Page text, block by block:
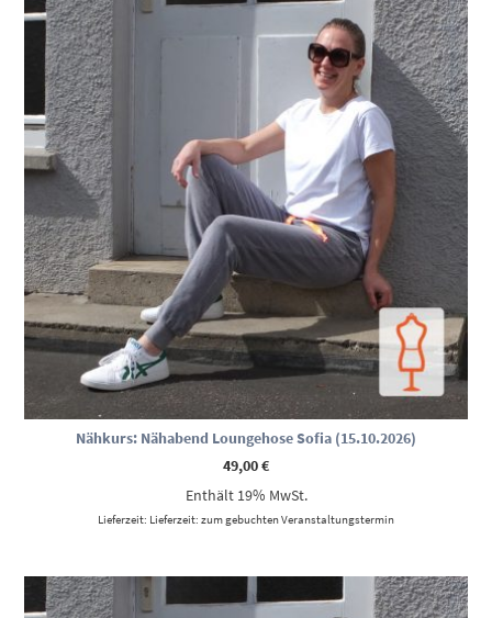
Nähkurs: Nähabend Loungehose Sofia (15.10.2026)
49,00€
Enthält 19% MwSt.
Lieferzeit: Lieferzeit: zum gebuchten Veranstaltungstermin